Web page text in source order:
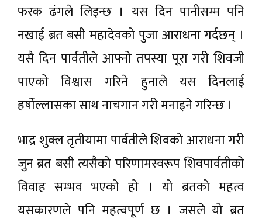
फरक ढंगले लिइन्छ । यस दिन पानीसम्म पनि
नखाई ब्रत बसी महादेवको पुजा आराधना गर्दछन् ।
यसै दिन पार्वतीले आफ्नो तपस्या पूरा गरी शिवजी
पाएको विश्वास गरिने हुनाले यस दिनलाई
हर्षोल्लासका साथ नाचगान गरी मनाइने गरिन्छ ।
भाद्र शुक्ल तृतीयामा पार्वतीले शिवको आराधना गरी
जुन ब्रत बसी त्यसैको परिणामस्वरूप शिवपार्वतीको
विवाह सम्भव भएको हो । यो ब्रतको महत्व
यसकारणले पनि महत्वपूर्ण छ । जसले यो ब्रत